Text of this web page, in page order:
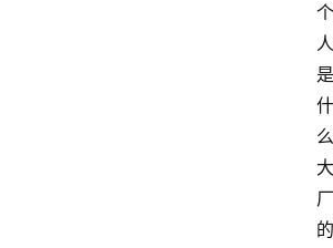
个
人
是
什
么
大
厂
的